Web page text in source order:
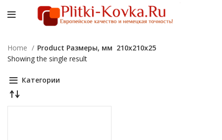
Home Product Размеры, мм 210х210х25
Showing the single result
Категории